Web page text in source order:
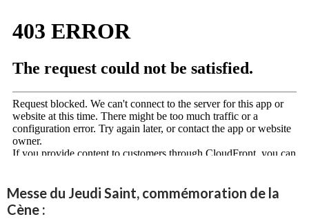
Messe du Jeudi Saint, commémoration de la
Cène :